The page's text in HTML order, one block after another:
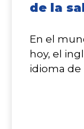
de la
En el
hoy, el
idioma de